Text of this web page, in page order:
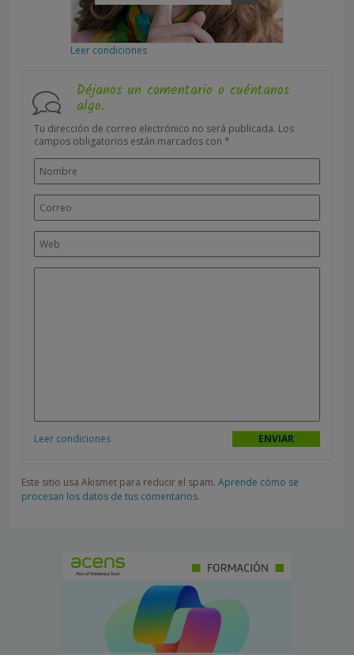
Leer condiciones
Déjanos un comentario o cuéntanos
algo.
Tu dirección de correo electrónico no será publicada. Los
campos obligatorios están marcados con *
Leer condiciones
Este sitio usa Akismet para reducir el spam. Aprende cómo se
procesan los datos de tus comentarios.